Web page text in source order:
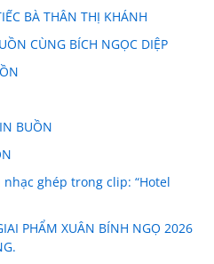
BÀ THÂN THỊ KHÁNH
CÙNG BÍCH NGỌC DIỆP
BUỒN
ghép trong clip: “Hotel
PHẨM XUÂN BÍNH NGỌ 2026